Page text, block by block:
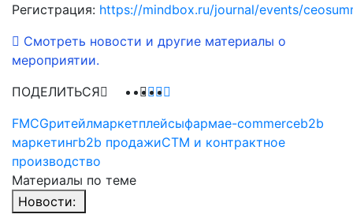
Регистрация: https://mindbox.ru/journal/events/
Смотреть новости и другие материалы о
мероприятии.
FMCGритейлмаркетплейсыфармаe-commerceb2b
маркетингb2b продажиСТМ и контрактное
производство
ПОДЕЛИТЬСЯ
Материалы по теме
Новости: